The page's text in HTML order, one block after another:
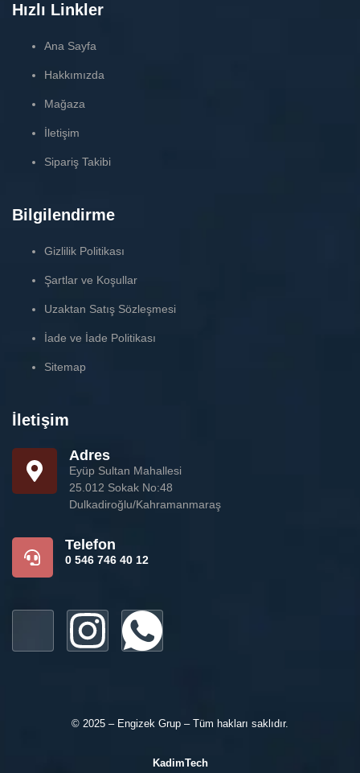
Hızlı Linkler
Ana Sayfa
Hakkımızda
Mağaza
İletişim
Sipariş Takibi
Bilgilendirme
Gizlilik Politikası
Şartlar ve Koşullar
Uzaktan Satış Sözleşmesi
İade ve İade Politikası
Sitemap
İletişim
Adres
Eyüp Sultan Mahallesi
25.012 Sokak No:48
Dulkadiroğlu/Kahramanmaraş
Telefon
0 546 746 40 12
© 2025 – Engizek Grup – Tüm hakları saklıdır.
KadimTech